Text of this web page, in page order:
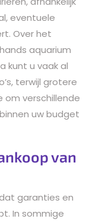
eventuele
Over het
aquarium
kunt u vaak al
terwijl grotere
om verschillende
uw budget
van
garanties en
In sommige